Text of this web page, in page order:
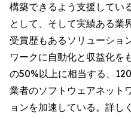
構築できるよう支援してい
として、そして実績ある業
受賞歴もあるソリューショ
ワークに自動化と収益化を
の50%以上に相当する、
業者のソフトウェアネット
ョンを加速している。詳し